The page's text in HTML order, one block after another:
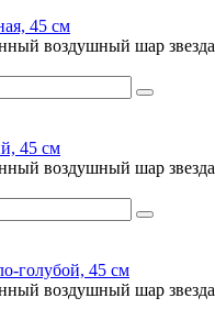
45 см
воздушный шар звезда
45 см
воздушный шар звезда
голубой, 45 см
воздушный шар звезда